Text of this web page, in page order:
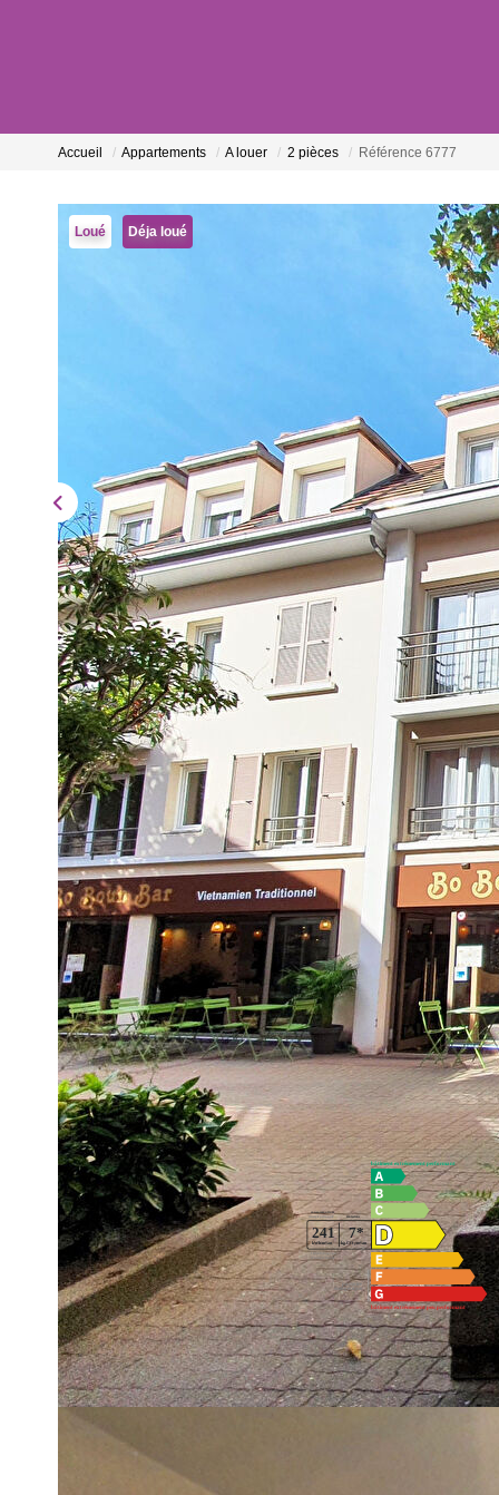
Accueil Appartements A louer 2 pièces Référence 6777
Loué Déja loué
Description
Réf : 6777
Centre ville dans résidence récente sécurisée au 3ème et
MEUBLE de 36,42 m² avec entrée, séjour, cuisine
Place de parking en sous-sol. Situation idéale proche de
Diagnostics énergétiques
Montant estimé des dépenses annuelles d'énergie pour un
01/01/2021.